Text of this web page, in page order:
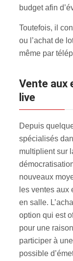
budget afin
Toutefois, il
ou l’achat de
même par
Vente aux enchères en ligne ou en
live
Depuis
spécialisés
multiplient sur
nouveaux
les ventes aux
en salle.
option qui est
pour une
participer à
possible